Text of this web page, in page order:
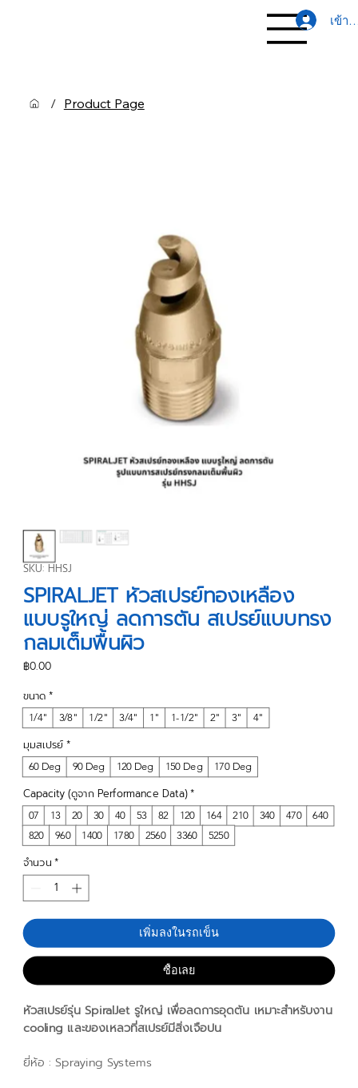
เข้า
/ Product Page
SKU: HHSJ
SPIRALJET หัวสเปรย์ทองเหลือง
แบบรูใหญ่ ลดการตัน สเปรย์แบบทรง
กลมเต็มพื้นผิว
฿0.00ราคา
ขนาด *
1/4" 3/8" 1/2" 3/4" 1" 1-1/2" 2" 3" 4"
มุมสเปรย์ *
60 Deg 90 Deg 120 Deg 150 Deg 170 Deg
Capacity (ดูจาก Performance Data)*
07 13 20 30 40 53 82 120 164 210 340 470 640
820 960 1400 1780 2560 3360 5250
จำนวน *
เพิ่มลงในรถเข็น
ซื้อเลย
หัวสเปรย์รุ่น SpiralJet รูใหญ่ เพื่อลดการอุดตัน เหมาะสำหรับงาน
cooling และของเหลวที่สเปรย์มีสิ่งเจือปน
ยี่ห้อ :Spraying Systems